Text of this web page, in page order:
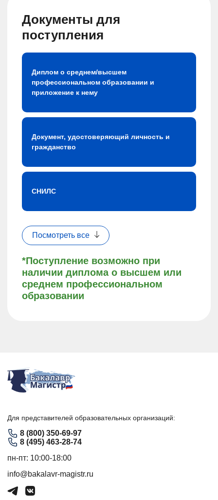
Документы для
поступления
*Поступление возможно при
наличии диплома о высшем или
среднем профессиональном
образовании
Диплом о среднем/высшем
профессиональном образовании и
приложение к нему
Документ, удостоверяющий личность и
гражданство
СНИЛС
Посмотреть все
Для представителей образовательных организаций:
8 (800) 350-69-97
8 (495) 463-28-74
пн-пт: 10:00-18:00
info@bakalavr-magistr.ru